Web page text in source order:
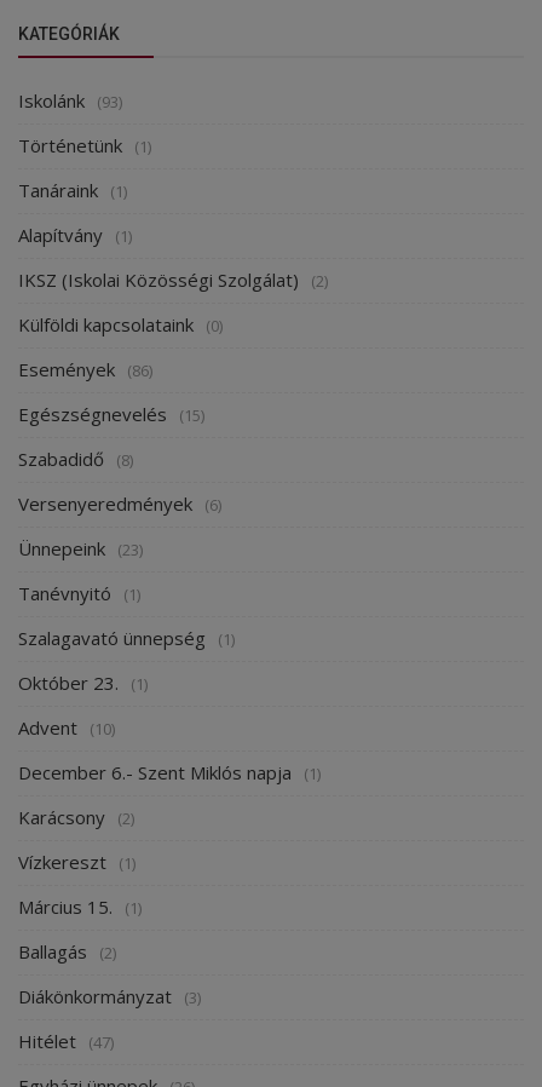
KATEGÓRIÁK
Iskolánk (93)
Történetünk (1)
Tanáraink (1)
Alapítvány (1)
IKSZ (Iskolai Közösségi Szolgálat) (2)
Külföldi kapcsolataink (0)
Események (86)
Egészségnevelés (15)
Szabadidő (8)
Versenyeredmények (6)
Ünnepeink (23)
Tanévnyitó (1)
Szalagavató ünnepség (1)
Október 23. (1)
Advent (10)
December 6.- Szent Miklós napja (1)
Karácsony (2)
Vízkereszt (1)
Március 15. (1)
Ballagás (2)
Diákönkormányzat (3)
Hitélet (47)